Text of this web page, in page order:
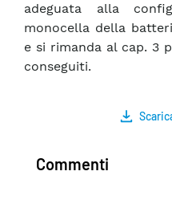
adeguata alla
monocella della
e si rimanda al cap. 3
conseguiti.
Commenti